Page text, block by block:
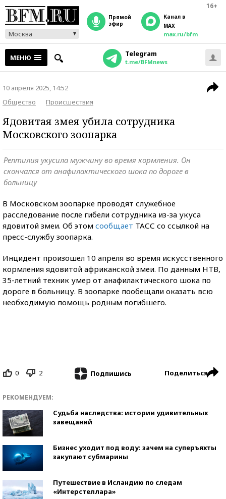
16+
Москва
прямой
эфир
Канал в
MAX
max.ru/bfm
МЕНЮ Telegram
t.me/BFMnews
10 апреля 2025, 14:52
Общество
Происшествия
Ядовитая змея убила сотрудника
Московского зоопарка
Рептилия укусила мужчину во время кормления. Он
скончался от анафилактического шока по дороге в
больницу
В Московском зоопарке проводят служебное
расследование после гибели сотрудника из-за укуса
ядовитой змеи. Об этом сообщает ТАСС со ссылкой на
пресс-службу зоопарка.
Инцидент произошел 10 апреля во время искусственного
кормления ядовитой африканской змеи. По данным НТВ,
35-летний техник умер от анафилактического шока по
дороге в больницу. В зоопарке пообещали оказать всю
необходимую помощь родным погибшего.
0 2 Подпишись Поделиться
РЕКОМЕНДУЕМ:
Судьба наследства: истории удивительных
завещаний
Бизнес уходит под воду: зачем на суперъяхты
закупают субмарины
Путешествие в Исландию по следам
«Интерстеллара»